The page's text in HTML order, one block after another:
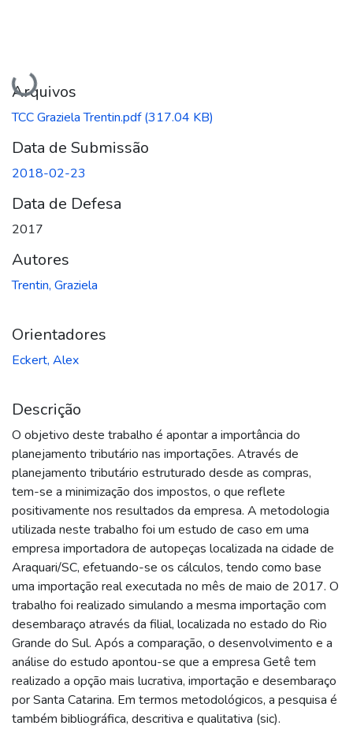
Carregando...
Arquivos
TCC Graziela Trentin.pdf(317.04 KB)
Data de Submissão
2018-02-23
Data de Defesa
2017
Autores
Trentin, Graziela
Orientadores
Eckert, Alex
Descrição
O objetivo deste trabalho é apontar a importância do
planejamento tributário nas importações. Através de
planejamento tributário estruturado desde as compras,
tem-se a minimização dos impostos, o que reflete
positivamente nos resultados da empresa. A metodologia
utilizada neste trabalho foi um estudo de caso em uma
empresa importadora de autopeças localizada na cidade de
Araquari/SC, efetuando-se os cálculos, tendo como base
uma importação real executada no mês de maio de 2017. O
trabalho foi realizado simulando a mesma importação com
desembaraço através da filial, localizada no estado do Rio
Grande do Sul. Após a comparação, o desenvolvimento e a
análise do estudo apontou-se que a empresa Getê tem
realizado a opção mais lucrativa, importação e desembaraço
por Santa Catarina. Em termos metodológicos, a pesquisa é
também bibliográfica, descritiva e qualitativa (sic).